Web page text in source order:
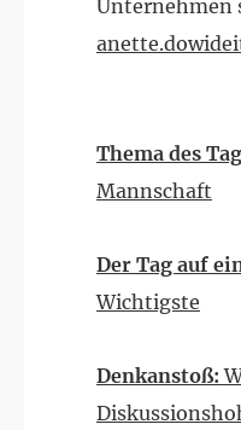
Unternehmen
Thema des
Mannschaft
Der Tag auf
Wichtigste
Denkanstoß: